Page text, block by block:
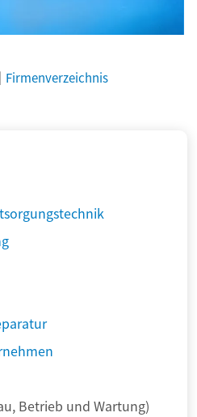
Firmenverzeichnis
Betrieb und Wartung)